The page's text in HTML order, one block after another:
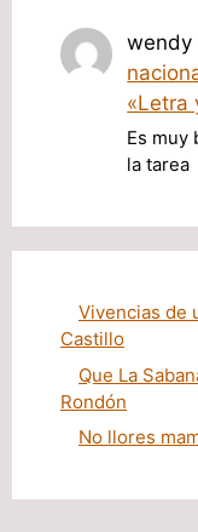
wendy
«Letra
Es muy
la tarea
Vivencias de
Castillo
Que La
Rondón
No llores